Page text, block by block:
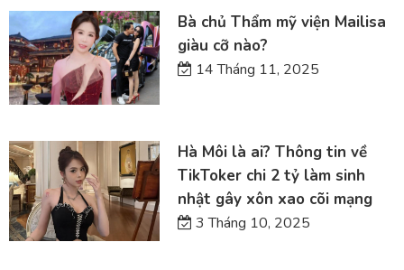
Bà chủ Thẩm mỹ viện Mailisa
giàu cỡ nào?
14 Tháng 11, 2025
Hà Môi là ai? Thông tin về
TikToker chi 2 tỷ làm sinh
nhật gây xôn xao cõi mạng
3 Tháng 10, 2025